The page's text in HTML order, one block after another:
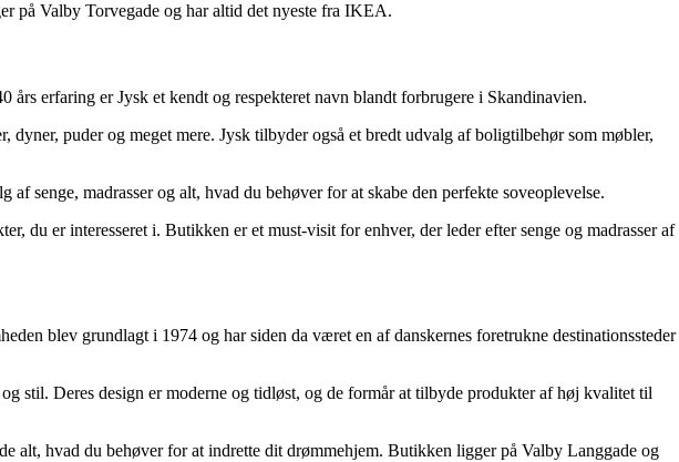
på Valby Torvegade og har altid det nyeste fra IKEA.
års erfaring er Jysk et kendt og respekteret navn blandt forbrugere i Skandinavien.
puder og meget mere. Jysk tilbyder også et bredt udvalg af boligtilbehør som møbler,
senge, madrasser og alt, hvad du behøver for at skabe den perfekte soveoplevelse.
du er interesseret i. Butikken er et must-visit for enhver, der leder efter senge og madrasser af
blev grundlagt i 1974 og har siden da været en af danskernes foretrukne destinationssteder
stil. Deres design er moderne og tidløst, og de formår at tilbyde produkter af høj kvalitet til
alt, hvad du behøver for at indrette dit drømmehjem. Butikken ligger på Valby Langgade og